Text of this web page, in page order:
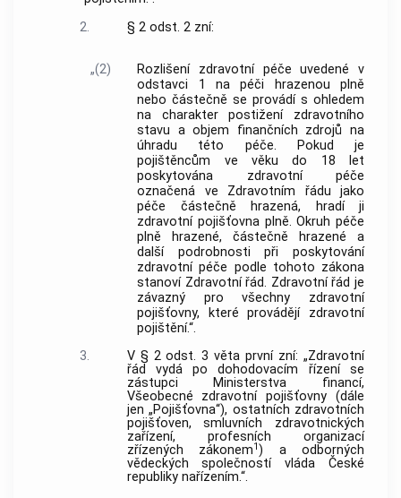
2.
§ 2 odst. 2 zní:
„(2)
Rozlišení zdravotní péče uvedené v
odstavci 1 na péči hrazenou plně
nebo částečně se provádí s ohledem
na charakter postižení zdravotního
stavu a objem finančních zdrojů na
úhradu této péče. Pokud je
pojištěncům ve věku do 18 let
poskytována zdravotní péče
označená ve Zdravotním řádu jako
péče částečně hrazená, hradí ji
zdravotní pojišťovna plně. Okruh péče
plně hrazené, částečně hrazené a
další podrobnosti při poskytování
zdravotní péče podle tohoto zákona
stanoví Zdravotní řád. Zdravotní řád je
závazný pro všechny zdravotní
pojišťovny, které provádějí zdravotní
pojištění.“.
3.
V § 2 odst. 3 věta první zní: „Zdravotní
řád vydá po dohodovacím řízení se
zástupci Ministerstva financí,
Všeobecné zdravotní pojišťovny (dále
jen „Pojišťovna“), ostatních zdravotních
pojišťoven, smluvních zdravotnických
zařízení, profesních organizací
zřízených zákonem1) a odborných
vědeckých společností vláda České
republiky nařízením.“.